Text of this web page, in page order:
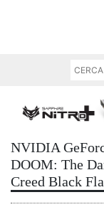
NVIDIA
DOOM: The
Creed Black